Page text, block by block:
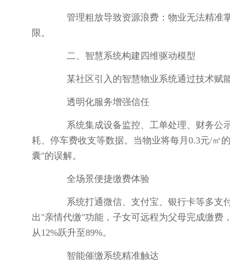
管理粗放导致资源浪费：物业无法精准
限。
二、智慧系统构建四维驱动模型
某社区引入的智慧物业系统通过技术赋能
透明化服务增强信任
系统集成设备监控、工单处理、财务公示
耗、停车费收支等数据。当物业将每月0.3元/㎡
囊"的误解。
全场景便捷缴费体验
系统打通微信、支付宝、银行卡等多支
出"亲情代缴"功能，子女可远程为父母完成缴费
从12%跃升至89%。
智能催缴系统精准触达